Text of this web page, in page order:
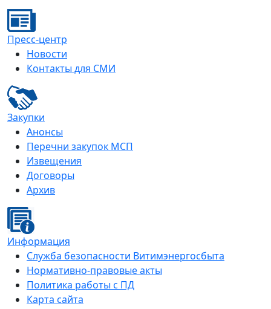
Пресс-центр
Новости
Контакты для СМИ
Закупки
Анонсы
Перечни закупок МСП
Извещения
Договоры
Архив
Информация
Служба безопасности Витимэнергосбыта
Нормативно-правовые акты
Политика работы с ПД
Карта сайта